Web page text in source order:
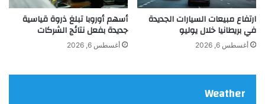
ع
د
م
ك
ارتفاع مبيعات السيارات الجديدة
في بريطانيا خلال يوليو
أغسطس 6, 2026
أسهم أوروبا تبلغ ذروة قياسية
جديدة بفعل نتائج الشركات
أغسطس 6, 2026
Weather